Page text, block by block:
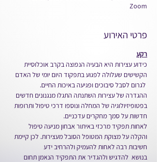
Zoom
פרטי האירוע
רקע
כידוע עצירות היא הבעיה הנפוצה בקרב אוכלוסיית
הקשישים שעלולה לפגוע בתפקוד היום יומי של האדם
לגרום לסבל סיבוכים ופגיעה באיכות החיים.
ההגדרה של עצירות השתנתה התגלו מנגנונים חדשים
בפטופיזיולוגיה של המחלה ונוספו דרכי טיפול ותרופות
חדשות על סמך מחקרים עדכניים.
לאחות תפקיד מרכזי באיתור אבחון מניעה טיפול
והקלה על מצוקת המטופל הסובל מעצירות. לכן קיימת
חשיבות רבה לאחות להעמיק ולהרחיב ידע
בנושא  להדגיש ולהגדיר את התפקיד הנאמן תחום